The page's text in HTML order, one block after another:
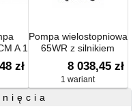
A 1
zł
Pompa wielostopniowa
65WR z silnikiem
4,0kW
8 038,45 zł
1 wariant